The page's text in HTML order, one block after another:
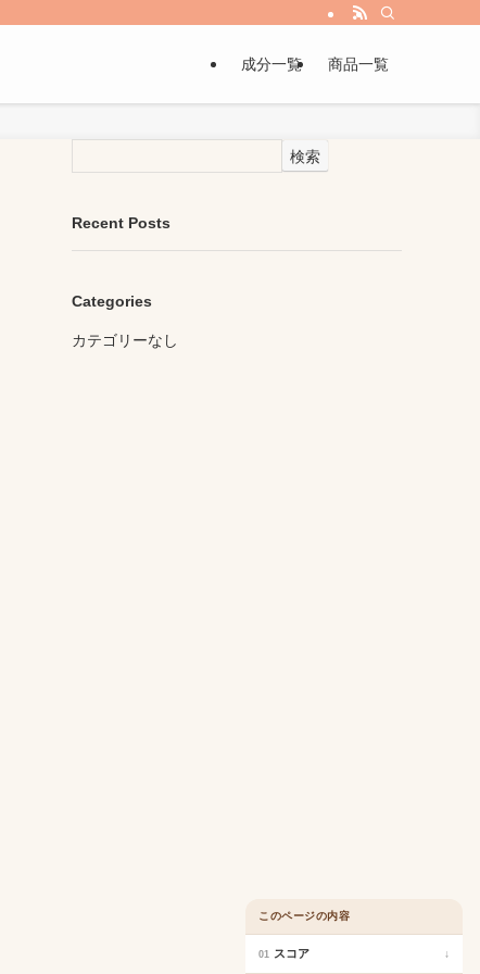
成分一覧 商品一覧
検索
Recent Posts
Categories
カテゴリーなし
このページの内容
01 スコア ↓